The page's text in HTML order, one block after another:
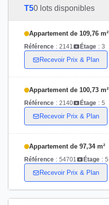
T50 lots disponibles
Appartement de 109,76 m²
Référence : 2141 Étage : 3
Recevoir Prix & Plan
Appartement de 100,73 m²
Référence : 2140 Étage : 5
Recevoir Prix & Plan
Appartement de 97,34 m²
Référence : 54701 Étage : 5
Recevoir Prix & Plan